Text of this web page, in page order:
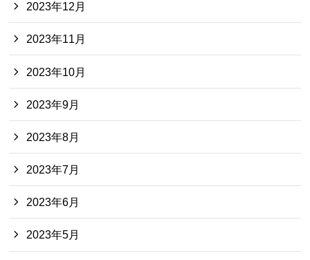
2023年12月
2023年11月
2023年10月
2023年9月
2023年8月
2023年7月
2023年6月
2023年5月